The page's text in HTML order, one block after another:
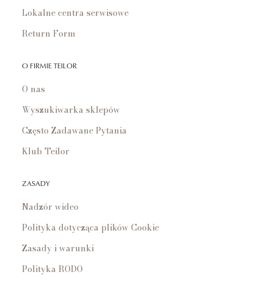
Lokalne centra serwisowe
Return Form
O FIRMIE TEILOR
O nas
Wyszukiwarka sklepów
Często Zadawane Pytania
Klub Teilor
ZASADY
Nadzór wideo
Polityka dotycząca plików Cookie
Zasady i warunki
Polityka RODO